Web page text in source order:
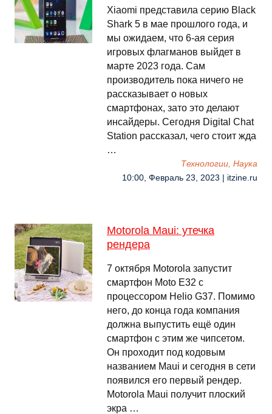
Xiaomi представила серию Black
Shark 5 в мае прошлого года, и
мы ожидаем, что 6-ая серия
игровых флагманов выйдет в
марте 2023 года. Сам
производитель пока ничего не
рассказывает о новых
смартфонах, зато это делают
инсайдеры. Сегодня Digital Chat
Station рассказал, чего стоит жда
…
Технологии, Наука
10:00, Февраль 23, 2023 | itzine.ru
Motorola Maui: утечка
рендера
7 октября Motorola запустит
смартфон Moto E32 с
процессором Helio G37. Помимо
него, до конца года компания
должна выпустить ещё один
смартфон с этим же чипсетом.
Он проходит под кодовым
названием Maui и сегодня в сети
появился его первый рендер.
Motorola Maui получит плоский
экра …